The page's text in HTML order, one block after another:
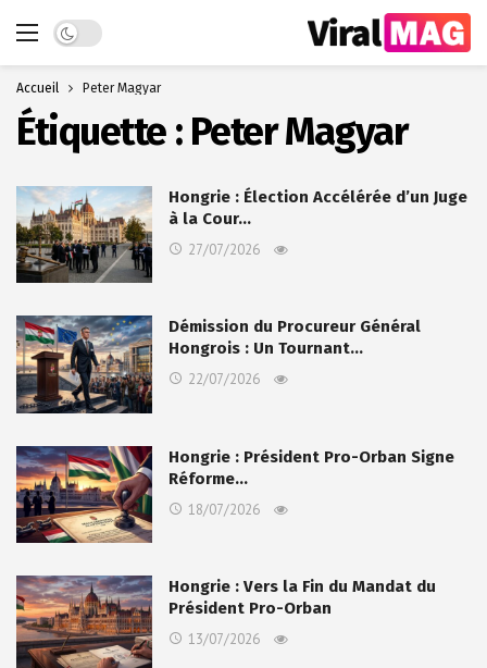
Dark mode
Accueil Peter Magyar
Étiquette : Peter Magyar
Hongrie : Élection Accélérée d’un Juge
à la Cour…
27/07/2026
Démission du Procureur Général
Hongrois : Un Tournant…
22/07/2026
Hongrie : Président Pro-Orban Signe
Réforme…
18/07/2026
Hongrie : Vers la Fin du Mandat du
Président Pro-Orban
13/07/2026